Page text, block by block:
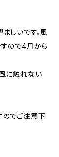
しいです。風
ので4月から
に触れない
のでご注意下